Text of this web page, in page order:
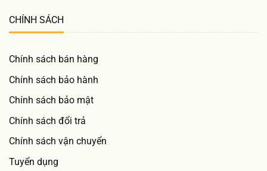
CHÍNH SÁCH
Chính sách bán hàng
Chính sách bảo hành
Chính sách bảo mật
Chính sách đổi trả
Chính sách vận chuyển
Tuyển dụng